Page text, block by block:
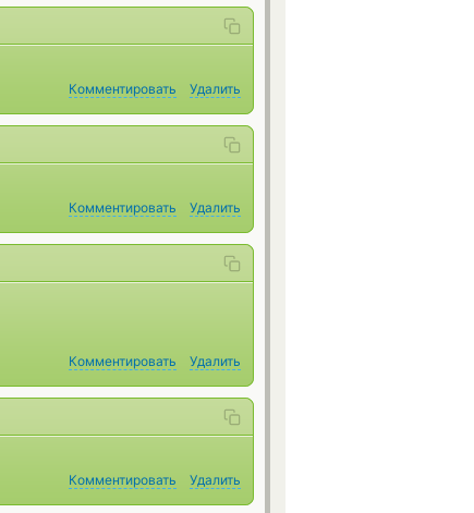
Комментировать Удалить
Комментировать Удалить
Комментировать Удалить
Комментировать Удалить